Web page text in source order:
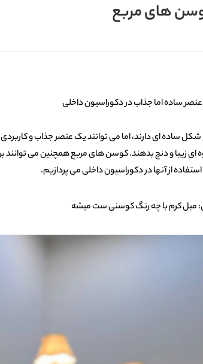
های مربع
ساده اما جذاب در دکوراسیون داخلی
ساده ای دارند، اما می توانند یک عنصر جذاب و
ای زیبا و دنج بدهند. کوسن های مربع همچنین می
استفاده از آنها در دکوراسیون داخلی می پردازیم.
مبل کرم با چه رنگ کوسنی ست میشه